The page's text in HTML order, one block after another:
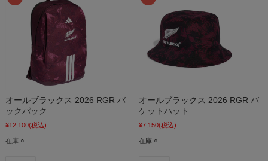
オールブラックス 2026 RGR バ
ックパック
¥12,100(税込)
在庫 ○
オールブラックス 2026 RGR バ
ケットハット
¥7,150(税込)
在庫 ○